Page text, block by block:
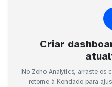
Criar
No Zoho Analytics, arraste os
retorne à Kondado para